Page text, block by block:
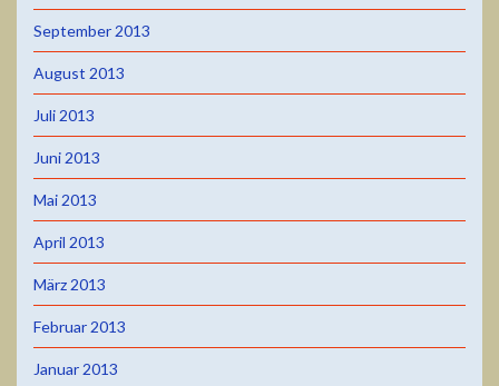
September 2013
August 2013
Juli 2013
Juni 2013
Mai 2013
April 2013
März 2013
Februar 2013
Januar 2013